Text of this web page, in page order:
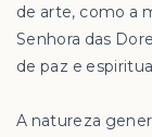
de arte, como a
Senhora das
de paz e
A natureza